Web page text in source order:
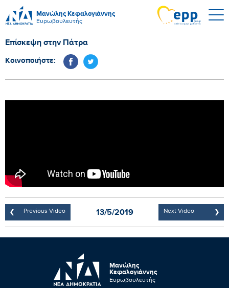
Μανώλης Κεφαλογιάννης
Ευρωβουλευτής
Επίσκεψη στην Πάτρα
Κοινοποιήστε:
Previous Video 13/5/2019 Next Video
Μανώλης
Κεφαλογιάννης
Ευρωβουλευτής